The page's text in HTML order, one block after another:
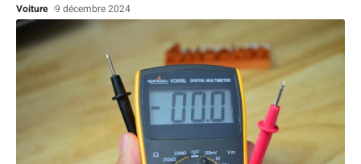
Voiture 9 décembre 2024